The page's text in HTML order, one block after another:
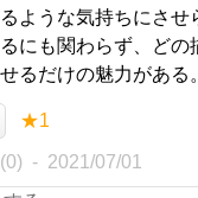
ような気持ちにさせ
にも関わらず、どの
るだけの魅力がある。
★1
2021/07/01